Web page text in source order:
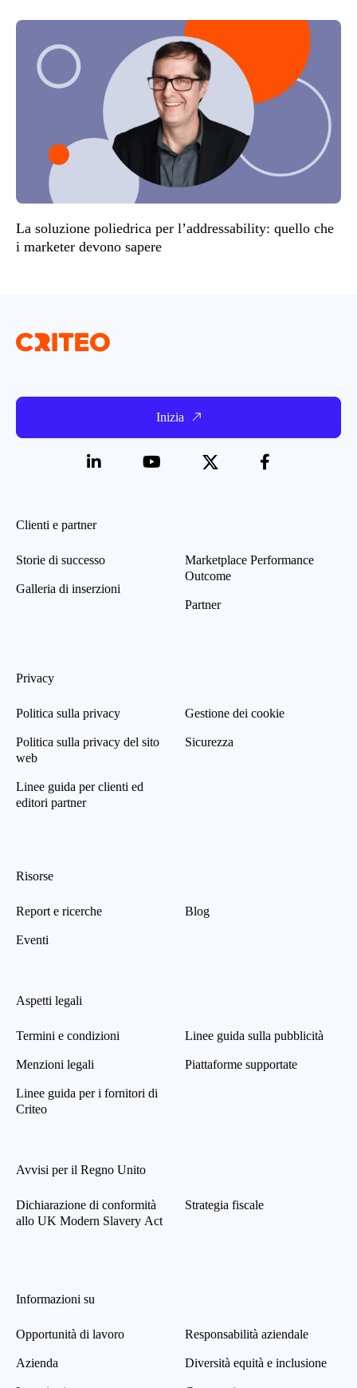
La soluzione poliedrica per l’addressability: quello che
i marketer devono sapere
Inizia
Clienti e partner
Storie di successo
Galleria di inserzioni
Marketplace Performance
Outcome
Partner
Privacy
Politica sulla privacy
Politica sulla privacy del sito
web
Linee guida per clienti ed
editori partner
Gestione dei cookie
Sicurezza
Risorse
Report e ricerche
Eventi
Blog
Aspetti legali
Termini e condizioni
Menzioni legali
Linee guida per i fornitori di
Criteo
Linee guida sulla pubblicità
Piattaforme supportate
Avvisi per il Regno Unito
Dichiarazione di conformità
allo UK Modern Slavery Act
Strategia fiscale
Informazioni su
Opportunità di lavoro
Azienda
Responsabilità aziendale
Diversità equità e inclusione